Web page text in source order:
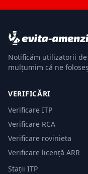
Notificăm utilizatorii
mulțumim că ne
VERIFICĂRI
Verificare ITP
Verificare RCA
Verificare rovinieta
Verificare licență ARR
Stații ITP